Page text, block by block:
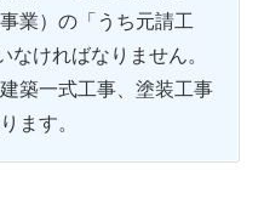
業）の「うち元請工
ければなりません。
築一式工事、塗装工事
ます。